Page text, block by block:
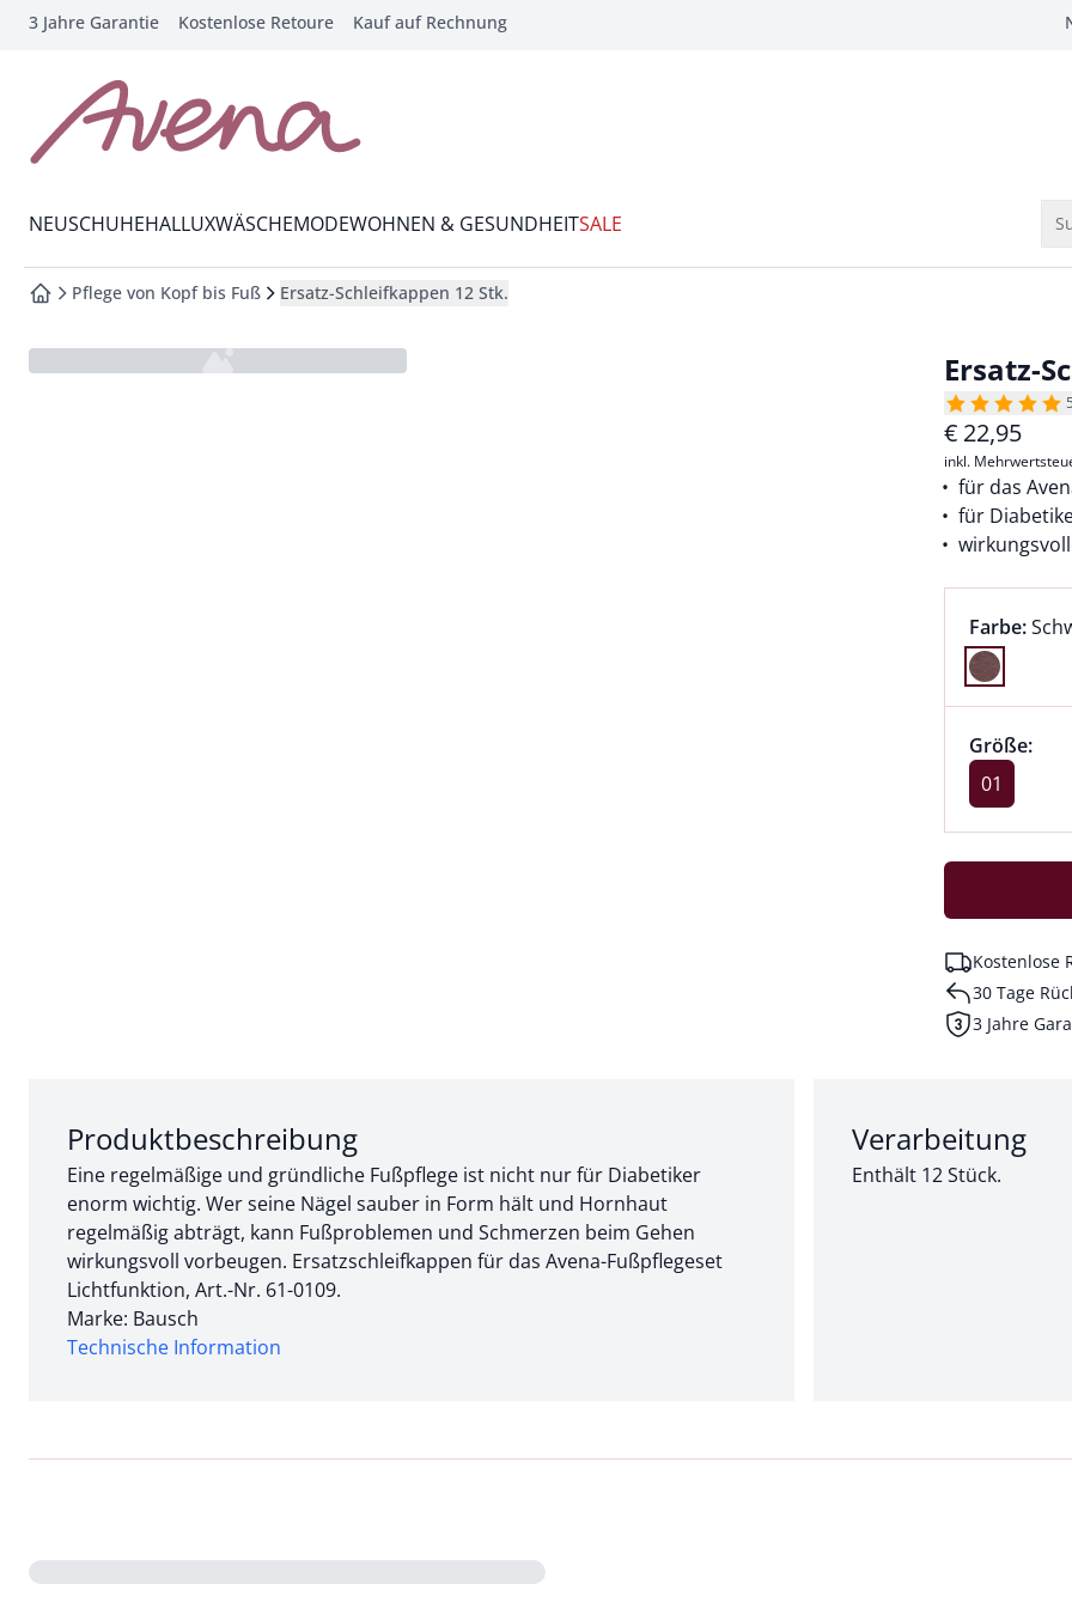
springen
springen
springen
springen
3 Jahre Garantie Kostenlose Retoure Kauf auf Rechnung
zur Startseite
Wechsel in das Menü mit Pfeil-Runter Taste
NEUSCHUHEHALLUXWÄSCHEMODEWOHNEN & GESUNDHEITSALE
zur Startseite
Pflege von Kopf bis Fuß Ersatz-Schleifkappen 12 Stk.
Ersatz-
€ 22,95
inkl.
für das
für
Farbe:
Farbe
Größe:
Größe 01
01
Kostenlose
30 Tage
3 Jahre
Abschnitt 1 von 2:
Produktbeschreibung
Eine regelmäßige und gründliche Fußpflege ist nicht nur für Diabetiker
enorm wichtig. Wer seine Nägel sauber in Form hält und Hornhaut
regelmäßig abträgt, kann Fußproblemen und Schmerzen beim Gehen
wirkungsvoll vorbeugen. Ersatzschleifkappen für das Avena-Fußpflegeset
Lichtfunktion, Art.-Nr. 61-0109.
Marke: Bausch
Technische Information
Abschnitt 2 von 2:
Verarbeitung
Enthält 12 Stück.